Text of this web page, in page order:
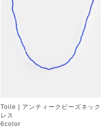
Toile | アンティークビーズネック
レス
6color